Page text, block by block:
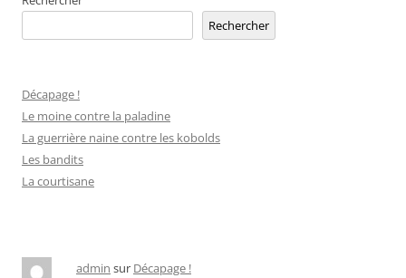
Rechercher
Décapage !
Le moine contre la paladine
La guerrière naine contre les kobolds
Les bandits
La courtisane
admin sur Décapage !